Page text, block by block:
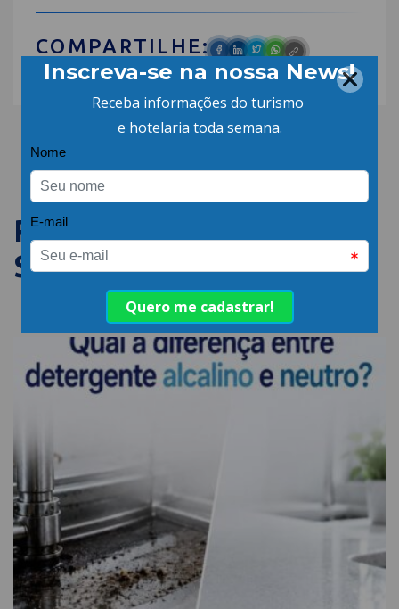
COMPARTILHE:
PUBLICAÇÕES
SEMELHANTES